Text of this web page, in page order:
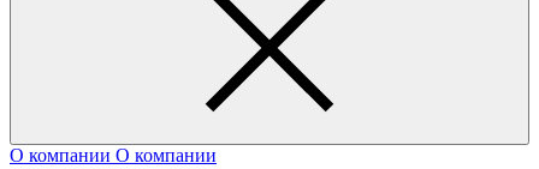
О компании О компании